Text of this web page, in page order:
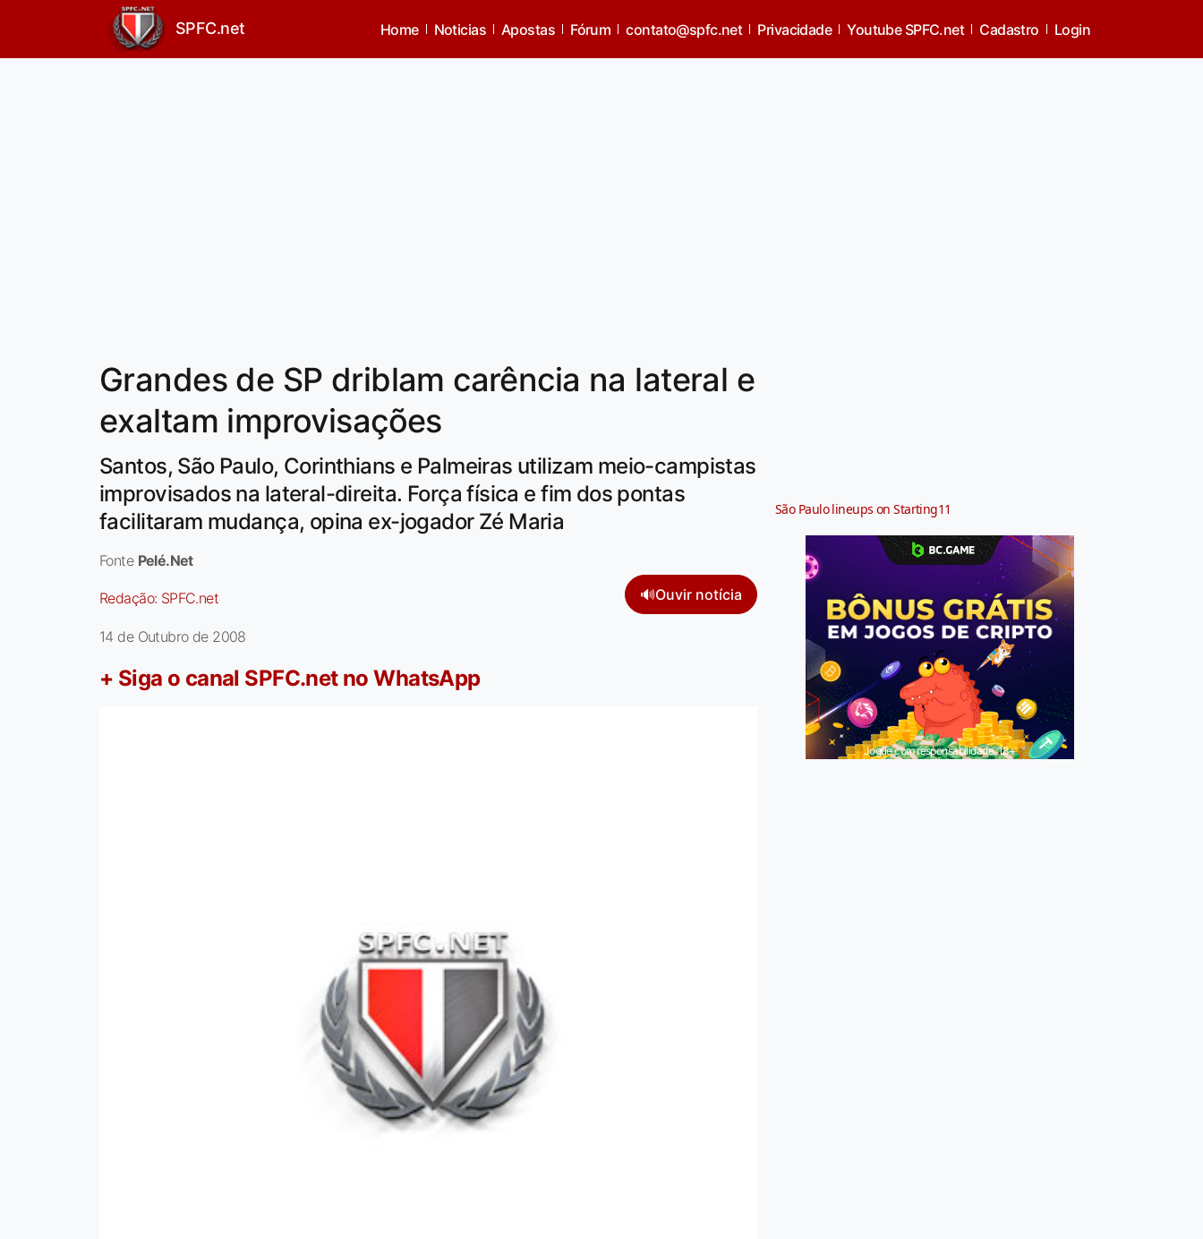
SPFC.net Home Noticias Apostas Fórum contato@spfc.net Privacidade Youtube SPFC.net Cadastro Login
Grandes de SP driblam carência na lateral e
exaltam improvisações
Santos, São Paulo, Corinthians e Palmeiras utilizam meio-campistas
improvisados na lateral-direita. Força física e fim dos pontas
facilitaram mudança, opina ex-jogador Zé Maria
Fonte Pelé.Net
Redação: SPFC.net 🔊Ouvir notícia
14 de Outubro de 2008
+ Siga o canal SPFC.net no WhatsApp
São Paulo lineups on Starting11
Jogue com responsabilidade. 18+